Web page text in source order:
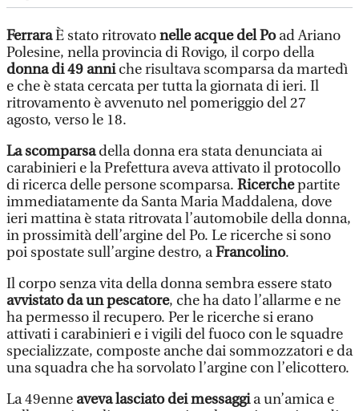
FerraraÈ stato ritrovatonelle acque del Poad Ariano
Polesine, nella provincia di Rovigo, il corpo della
donna di 49 anniche risultava scomparsa da martedì
e che è stata cercata per tutta la giornata di ieri. Il
ritrovamento è avvenuto nel pomeriggio del 27
agosto, verso le 18.
La scomparsadella donna era stata denunciata ai
carabinieri e la Prefettura aveva attivato il protocollo
di ricerca delle persone scomparsa. Ricerchepartite
immediatamente da Santa Maria Maddalena, dove
ieri mattina è stata ritrovata l’automobile della donna,
in prossimità dell’argine del Po. Le ricerche si sono
poi spostate sull’argine destro, aFrancolino.
Il corpo senza vita della donna sembra essere stato
avvistato da un pescatore, che ha dato l’allarme e ne
ha permesso il recupero. Per le ricerche si erano
attivati i carabinieri e i vigili del fuoco con le squadre
specializzate, composte anche dai sommozzatori e da
una squadra che ha sorvolato l’argine con l’elicottero.
La 49enne aveva lasciato dei messaggia un’amica e